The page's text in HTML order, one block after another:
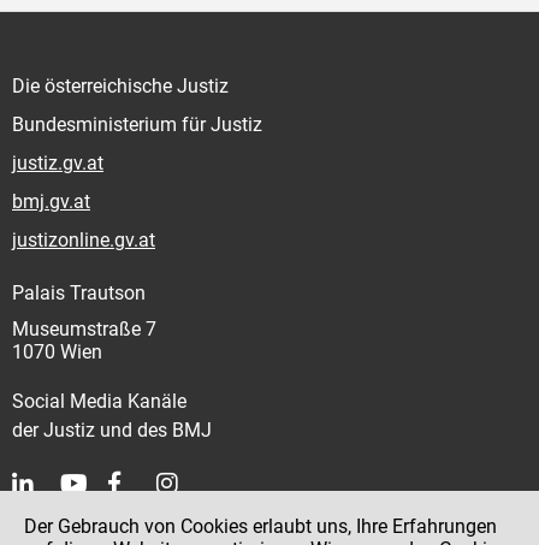
Die österreichische Justiz
Bundesministerium für Justiz
justiz.gv.at
bmj.gv.at
justizonline.gv.at
Palais Trautson
Museumstraße 7
1070 Wien
Social Media Kanäle
der Justiz und des BMJ
Kontakt
Der Gebrauch von Cookies erlaubt uns, Ihre Erfahrungen